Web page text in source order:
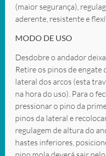
(maior segurança),
aderente, resistente e
MODO DE USO
Desdobre o andador
Retire os pinos de engate
lateral dos arcos (esta
na hora do uso). Para o
pressionar o pino da
pinos da lateral e
regulagem de altura do
hastes inferiores,